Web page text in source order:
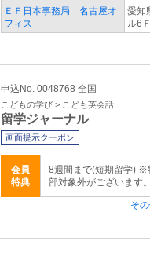
ＥＦ日本事務局 名古屋オ
フィス
愛知
ル6Ｆ
申込No. 0048768 全国
こどもの学び > こども英会話
留学ジャーナル
画面提示クーポン
会員
特典
8週間まで(短期留学)
部対象外がございます。
そ